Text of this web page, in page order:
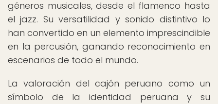
géneros musicales, desde el flamenco hasta
el jazz. Su versatilidad y sonido distintivo lo
han convertido en un elemento imprescindible
en la percusión, ganando reconocimiento en
escenarios de todo el mundo.
La valoración del cajón peruano como un
símbolo de la identidad peruana y su